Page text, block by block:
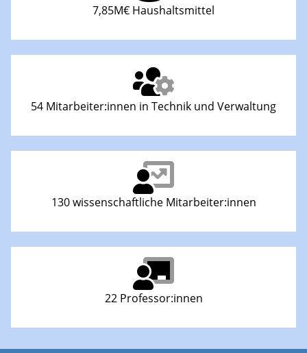
7,85M€ Haushaltsmittel
54 Mitarbeiter:innen in Technik und Verwaltung
130 wissenschaftliche Mitarbeiter:innen
22 Professor:innen